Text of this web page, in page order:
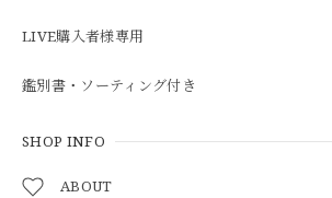
LIVE購入者様専用
鑑別書・ソーティング付き
SHOP INFO
ABOUT